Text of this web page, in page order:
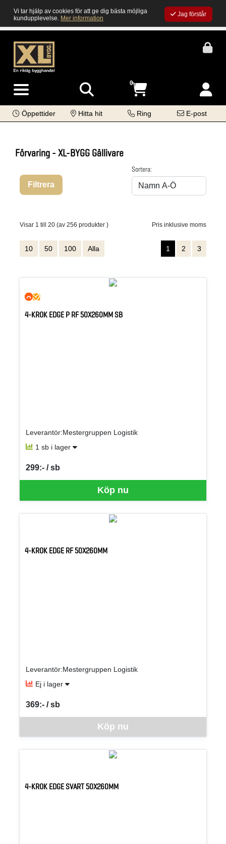
Vi tar hjälp av cookies för att ge dig bästa möjliga
kundupplevelse. Mer information
Jag förstår
0
Öppettider Hitta hit Ring E-post
Förvaring - XL-BYGG Gällivare
Filtrera
Sortera:
Visar 1 till 20 (av 256 produkter ) Pris inklusive moms
10 50 100 Alla 1 2 3
4-KROK EDGE P RF 50X260MM SB
Leverantör:Mestergruppen Logistik
1 sb i lager
Köp nu
299:- / sb
SEK per SB
4-KROK EDGE RF 50X260MM
Leverantör:Mestergruppen Logistik
Ej i lager
Köp nu
369:- / sb
SEK per SB
4-KROK EDGE SVART 50X260MM